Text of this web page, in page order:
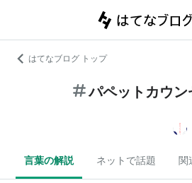
はてなブログ トップ
パペットカウン
言葉の解説 ネットで話題 関